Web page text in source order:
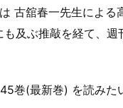
古舘春一先生による
も及ぶ推敲を経て、
巻(最新巻) を読みた